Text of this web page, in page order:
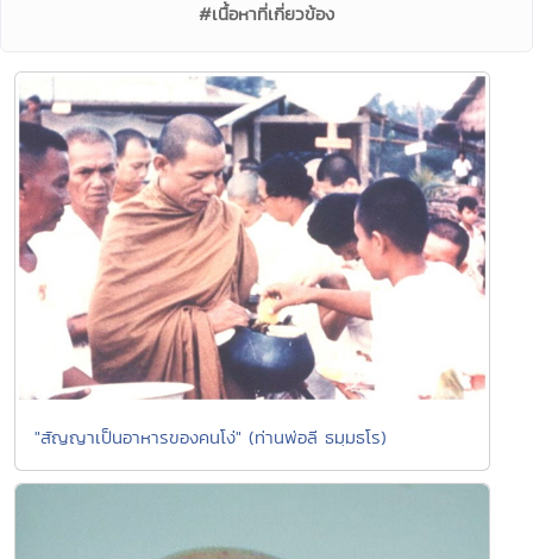
#เนื้อหาที่เกี่ยวข้อง
"สัญญาเป็นอาหารของคนโง่" (ท่านพ่อลี ธมฺมธโร)